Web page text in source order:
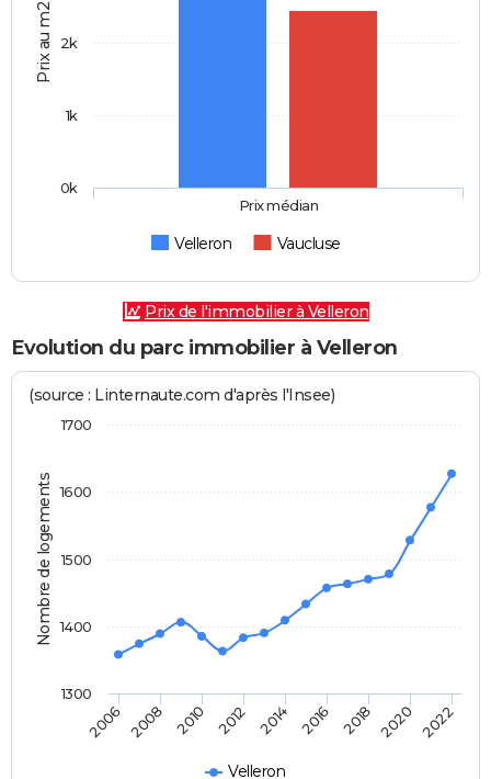
Prix au m2
Velleron Vaucluse
Prix médian
0k
1k
2k
Prix de l'immobilier à Velleron
Evolution du parc immobilier à Velleron
Nombre de logements
(source : Linternaute.com d'après l'Insee)
Velleron
2006 2008 2010 2012 2014 2016 2018 2020 2022
1300
1400
1500
1600
1700